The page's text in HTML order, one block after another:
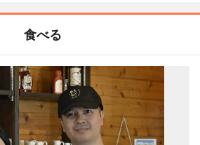
食べる